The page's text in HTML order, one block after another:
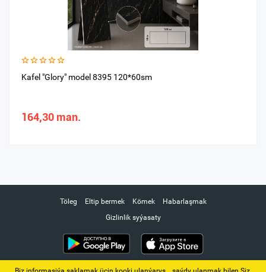
Kafel "Glory" model 8395 120*60sm
164,30 man.
Töleg Eltip bermek Kömek
Habarlaşmak
Gizlinlik syýasaty